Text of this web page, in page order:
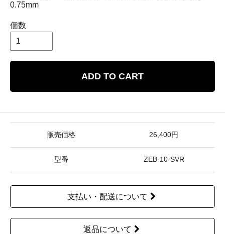
0.75mm
個数
ADD TO CART
販売価格 26,400円
型番 ZEB-10-SVR
支払い・配送について
返品について